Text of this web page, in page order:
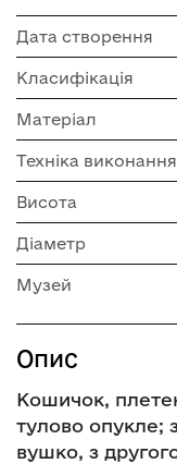
Дата створення
Класифікація
Матеріал
Техніка виконання
Висота
Діаметр
Музей
Опис
Кошичок,
тулово опукле;
вушко, з